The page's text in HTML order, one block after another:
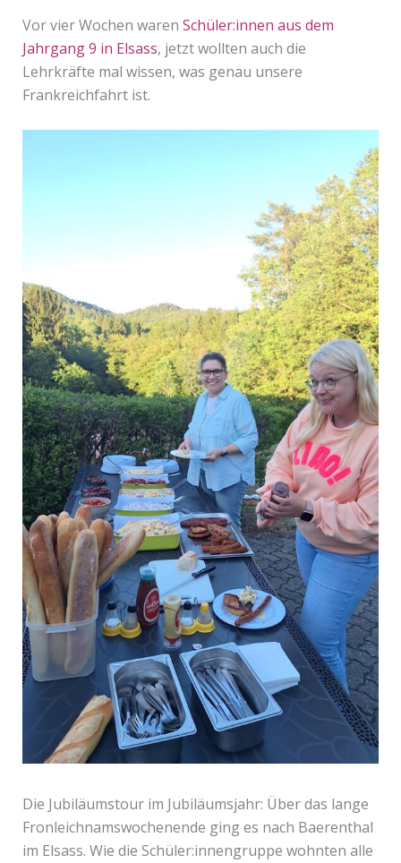
Vor vier Wochen waren Schüler:innen aus dem
Jahrgang 9 in Elsass, jetzt wollten auch die
Lehrkräfte mal wissen, was genau unsere
Frankreichfahrt ist.
Die Jubiläumstour im Jubiläumsjahr: Über das lange
Fronleichnamswochenende ging es nach Baerenthal
im Elsass. Wie die Schüler:innengruppe wohnten alle